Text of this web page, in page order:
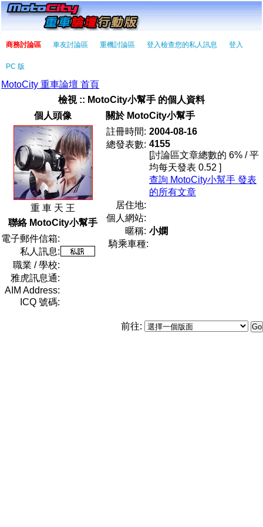
商務討論區 車友討論區 重機討論區 登入檢查您的私人訊息 登入
PC 版
MotoCity 重車論壇 首頁
檢視 :: MotoCity小幫手 的個人資料
個人頭像
關於 MotoCity小幫手
重 車 天 王
註冊時間: 2004-08-16
總發表數: 4155
[討論區文章總數的 6% / 平
均每天發表 0.52 ]
查詢 MotoCity小幫手 發表
的所有文章
居住地:
個人網站:
暱稱: 小嫻
騎乘車種:
聯絡 MotoCity小幫手
電子郵件信箱:
私人訊息:
職業 / 學校:
雅虎訊息通:
AIM Address:
ICQ 號碼:
前往: